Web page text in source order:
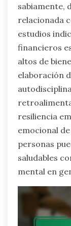
sabiamente,
relacionada
estudios
financieros
altos de
elaboración
resiliencia
emocional
personas
saludables
mental en